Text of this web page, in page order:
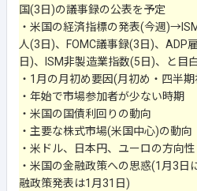
国(3日)の議事録の公表を予定
・米国の経済指標の発表(今週
人(3日)、FOMC議事録(3日)、ADP
日)、ISM非製造業指数(5日)、と目
・ 1月の月初め要因(月初め・四半
・年始で市場参加者が少ない時期
・米国の国債利回りの動向
・主要な株式市場(米国中心)の動向
・米ドル、日本円、ユーロの方向性
・米国の金融政策への思惑(1月3
融政策発表は1月31日)